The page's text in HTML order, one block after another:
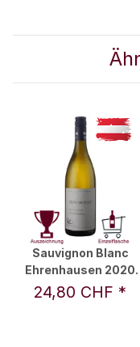
Sauvignon Blanc
Ehrenhausen 2020
0,75 l - Polz
24,80 CHF *